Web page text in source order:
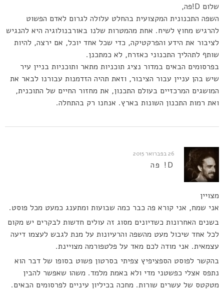
שלום D!פה,
השפה התכנונית המקצועית בהחלט עלולה לגרום לאדם הפשוט
להרגיש מחוץ לשיח. אחת מהמטרות שלנו באורבנולוגיה היא להנגיש
לציבור את הידע והפרקטיקה, כדי שכל אחד יוכל, אם ירצה, להיות
שותף לתהליך התכנוני כאזרח, לא כמתכנן.
בפרסומים הבאים במדור נציג תוכניות מתאר ותוכניות בניין עיר
שיש בהן עניין עבור הציבור, וזאת תהיה הזדמנות עבורנו לבאר את
המושגים המרכזיים בעולם התכנון, את מחזור החיים של התוכנית,
ואת רמות התכנון השונות בארץ. אנחנו רק בהתחלה.
26 בפברואר 2015
D! פה
מצויין
אני שמח, אני קורא פה כבר כמה שבועות ומתענג כמעט מכל פוסט.
בשנים האחרונות כשדיונים מסוג זה עולים חדשות לבקרים יש מקום
לכל אחד שיכול מעט מהשפה והרעיונות על מנת לגבש לעצמו דיעה
עצמאית. אני מודה לכם מאד על פלטפורמה מצויינת.
בהקשר לפוסט הספציפיץ צפיתי בסרטון פשוט בסופו של דבר הוא
נתפס אצלי כפשטני מדי ולא באמת מלמד. משהו שאפשר להבין
מטקטס של עשרים שורות. מחכה בכיליון עיניים לפרסומים הבאים.